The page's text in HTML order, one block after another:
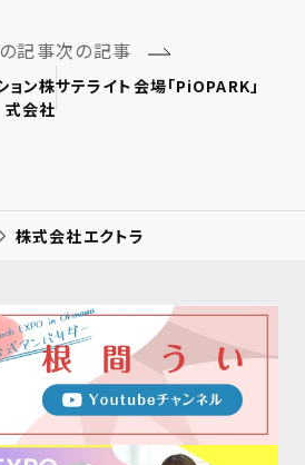
記事
ョン株
式会社
次の記事
サテライト会場「PiOPARK」
株式会社エクトラ